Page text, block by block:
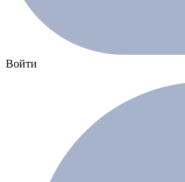
Войти